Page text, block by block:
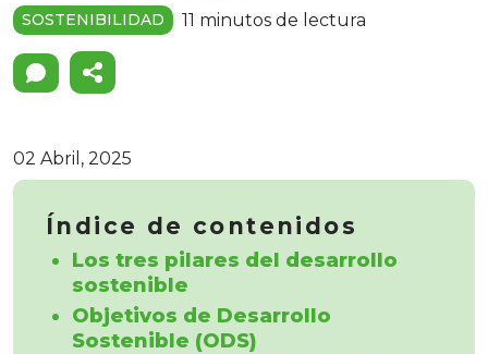
SOSTENIBILIDAD 11 minutos de lectura
02 Abril, 2025
Índice de contenidos
Los tres pilares del desarrollo
sostenible
Objetivos de Desarrollo
Sostenible (ODS)